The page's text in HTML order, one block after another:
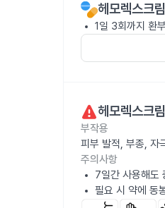
헤모렉스크
1일 3회까지 환
헤모렉스크
부작용
피부 발적, 부종, 자
주의사항
7일간 사용해도
필요 시 약에 동